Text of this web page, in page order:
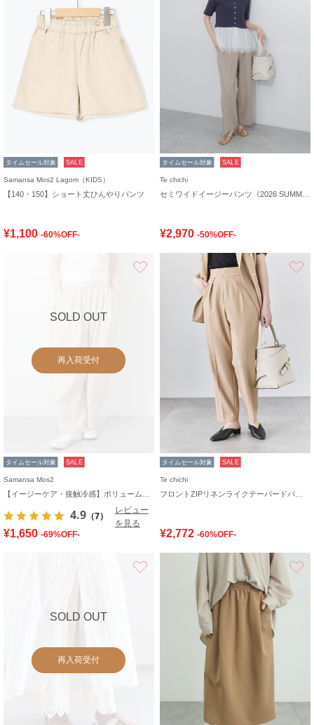
タイムセール対象 SALE
Samansa Mos2 Lagom（KIDS）
【140・150】ショート丈ひんやりパンツ
¥1,100 -60%OFF-
タイムセール対象 SALE
Te chichi
¥2,970 -50%OFF-
SOLD OUT
再入荷受付
タイムセール対象 SALE
Samansa Mos2
4.9 （7）
レビュー
を見る
¥1,650 -69%OFF-
タイムセール対象 SALE
Te chichi
¥2,772 -60%OFF-
SOLD OUT
再入荷受付